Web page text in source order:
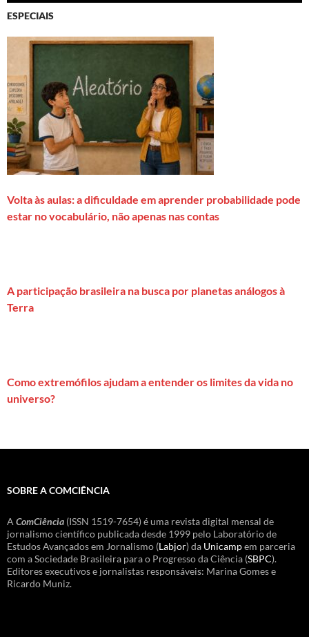
ESPECIAIS
Volta às aulas: a dificuldade em aprender probabilidade pode
estar no vocabulário, não apenas nas contas
A participação brasileira na busca por planetas análogos à
Terra
Como extremófilos ajudam a entender os limites da vida no
universo?
SOBRE A COMCIÊNCIA
A ComCiência (ISSN 1519-7654) é uma revista digital mensal de
jornalismo científico publicada desde 1999 pelo Laboratório de
Estudos Avançados em Jornalismo (Labjor) da Unicampem parceria
com a Sociedade Brasileira para o Progresso da Ciência (SBPC).
Editores executivos e jornalistas responsáveis: Marina Gomes e
Ricardo Muniz.